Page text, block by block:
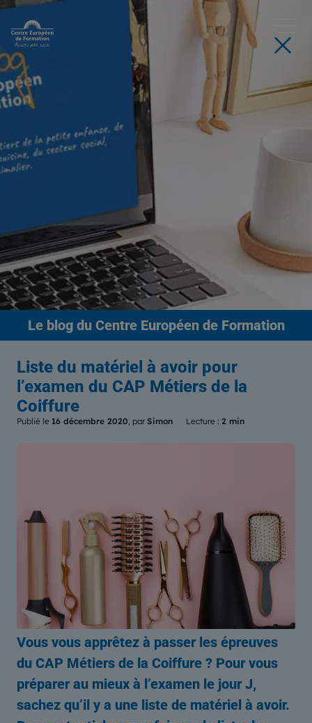
Le blogdu Centre Européen de Formation
Liste du matériel à avoir pour
l’examen du CAP Métiers de la
Coiffure
Publié le 16 décembre 2020, par Simon Lecture : 2 min
Vous vous apprêtez à passer les épreuves
du CAP Métiers de la Coiffure ? Pour vous
préparer au mieux à l’examen le jour J,
sachez qu’il y a une liste de matériel à avoir.